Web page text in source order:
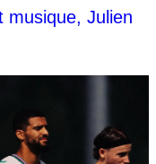
musique, Julien